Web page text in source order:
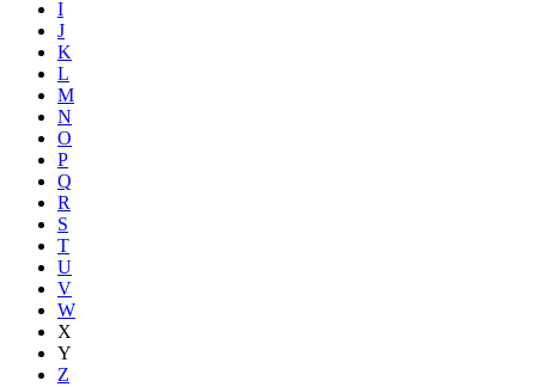
I
J
K
L
M
N
O
P
Q
R
S
T
U
V
W
X
Y
Z